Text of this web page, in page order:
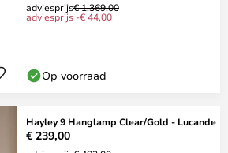
adviesprijs€ 1.369,00
adviesprijs -€ 44,00
Op voorraad
Hayley 9 Hanglamp Clear/Gold - Lucande
€ 239,00